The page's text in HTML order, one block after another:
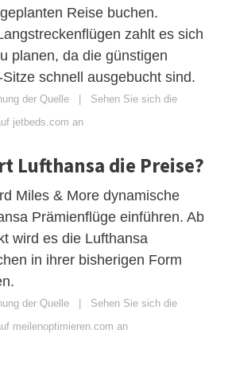
Reise buchen.
zahlt es sich
planen, da die günstigen
schnell ausgebucht sind.
der Quelle | Sehen Sie sich die
jetbeds.com an
Lufthansa die Preise?
Miles & More dynamische
Prämienflüge einführen. Ab
wird es die Lufthansa
in ihrer bisherigen Form
der Quelle | Sehen Sie sich die
meilenoptimieren.com an